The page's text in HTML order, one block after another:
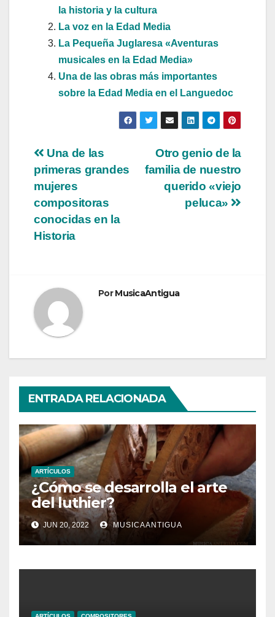
la historia y la cultura
La voz en la Edad Media
La Pequeña Juglaresa «Aventuras
musicales en la Edad Media»
Una de las obras más importantes
sobre la Edad Media en el Languedoc
Navegación
de
entradas
Otro genio de la
familia de nuestro
querido «viejo
peluca»
Una de las
primeras grandes
mujeres
compositoras
conocidas en la
Historia
PorMusicaAntigua
ENTRADA RELACIONADA
ARTÍCULOS
¿Cómo se desarrolla el arte
del luthier?
JUN 20, 2022 MUSICAANTIGUA